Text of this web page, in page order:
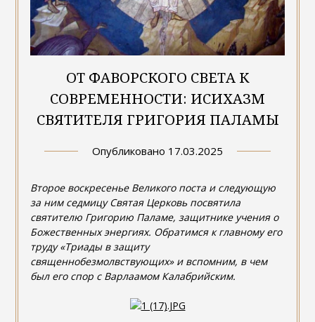
ОТ ФАВОРСКОГО СВЕТА К
СОВРЕМЕННОСТИ: ИСИХАЗМ
СВЯТИТЕЛЯ ГРИГОРИЯ ПАЛАМЫ
Опубликовано 17.03.2025
Второе воскресенье Великого поста и следующую
за ним седмицу Святая Церковь посвятила
святителю Григорию Паламе, защитникe учения о
Божественных энергиях. Обратимся к главному его
труду «Триады в защиту
священнобезмолвствующих» и вспомним, в чем
был его спор с Варлаамом Калабрийским.